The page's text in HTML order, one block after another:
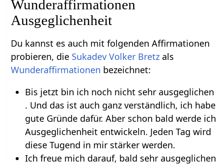
Wunderaffirmationen
Ausgeglichenheit
Du kannst es auch mit folgenden Affirmationen
probieren, die Sukadev Volker Bretz als
Wunderaffirmationen bezeichnet:
Bis jetzt bin ich noch nicht sehr ausgeglichen
. Und das ist auch ganz verständlich, ich habe
gute Gründe dafür. Aber schon bald werde ich
Ausgeglichenheit entwickeln. Jeden Tag wird
diese Tugend in mir stärker werden.
Ich freue mich darauf, bald sehr ausgeglichen